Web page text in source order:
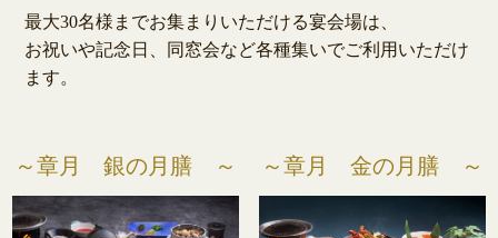
最大30名様までお集まりいただける宴会場は、
お祝いや記念日、同窓会など各種集いでご利用いただけ
ます。
～章月 銀の月膳 ～ ～章月 金の月膳 ～